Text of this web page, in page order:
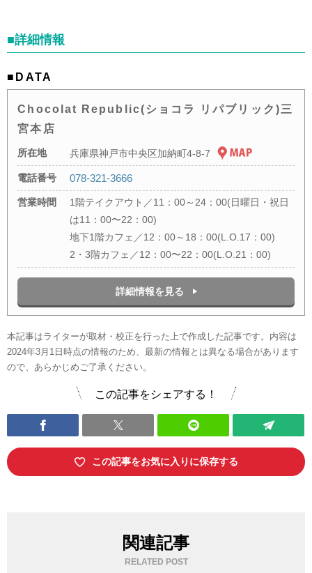
■詳細情報
■DATA
Chocolat Republic(ショコラ リパブリック)三
宮本店
所在地 兵庫県神戸市中央区加納町4-8-7
電話番号 078-321-3666
営業時間
1階テイクアウト／11：00～24：00(日曜日・祝日
は11：00〜22：00)
地下1階カフェ／12：00～18：00(L.O.17：00)
2・3階カフェ／12：00〜22：00(L.O.21：00)
詳細情報を見る
本記事はライターが取材・校正を行った上で作成した記事です。内容は
2024年3月1日時点の情報のため、最新の情報とは異なる場合があります
ので、あらかじめご了承ください。
この記事をシェアする！
この記事をお気に入りに保存する
関連記事
RELATED POST